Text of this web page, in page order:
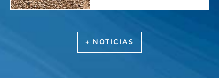
+ NOTICIAS